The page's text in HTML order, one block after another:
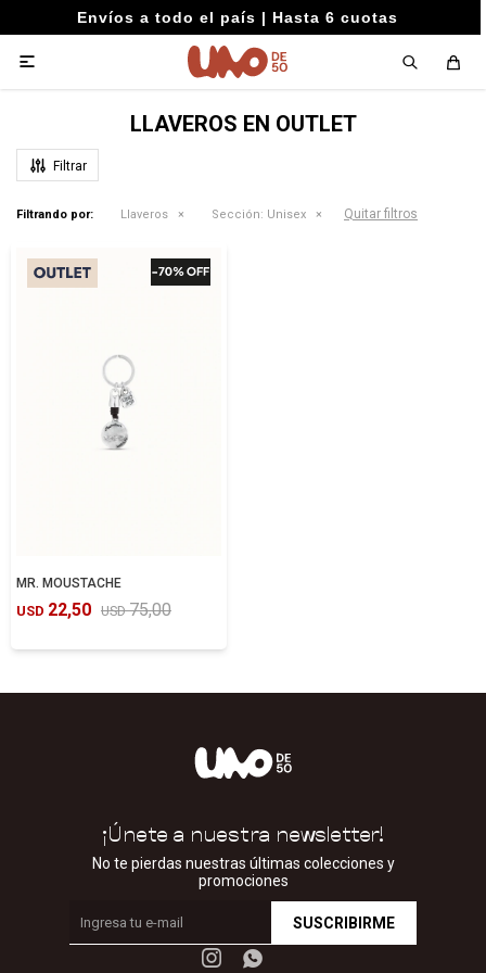
Envíos a todo el país | Hasta 6 cuotas

LLAVEROS EN OUTLET
Filtrando por: Llaveros Sección: Unisex Quitar filtros
MR. MOUSTACHE
USD 22,50 USD 75,00
¡Únete a nuestra newsletter!
No te pierdas nuestras últimas colecciones y
promociones
SUSCRIBIRME
 